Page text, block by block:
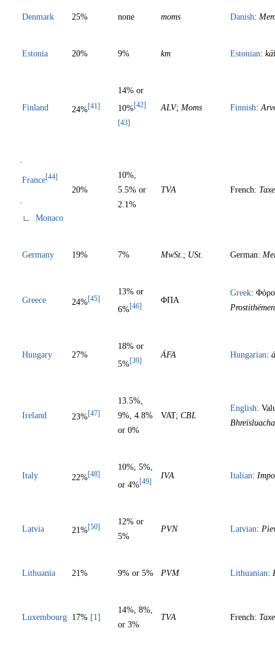
Denmark 25% none moms Danish:
Estonia 20% 9% km Estonian:
Finland 24% [41]
14% or
10% [42]
[43]
ALV; Moms Finnish:
·
France [44]
·
∟
Monaco
20%
10%,
5.5% or
2.1%
TVA French:
Germany 19% 7% MwSt. ; USt. German:
Greece 24% [45]
13% or
6% [46]
ΦΠΑ
Greek:
Hungary 27%
18% or
5% [39]
ÁFA Hungarian:
Ireland 23% [47]
13.5%,
9%, 4.8%
or 0%
VAT; CBL
English:
Bhreisluacha
Italy 22% [48]
10%, 5%,
or 4% [49]
IVA Italian:
Latvia 21% [50]
12% or
5%
PVN Latvian:
Lithuania 21% 9% or 5% PVM Lithuanian:
Luxembourg 17% [1]
14%, 8%,
or 3%
TVA French: